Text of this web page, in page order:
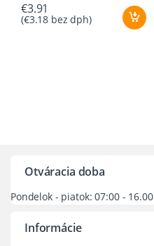
€3.91
(€3.18 bez dph)
Otváracia doba
Pondelok - piatok: 07:00 - 16.00
Informácie